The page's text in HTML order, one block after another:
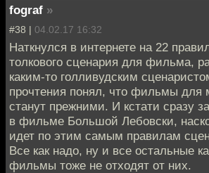
fograf »
#38 | 04.02.17 16:32
Наткнулся в интернете на 22
толкового сценария для фильма,
каким-то голливудским
прочтения понял, что фильмы для
станут прежними. И кстати сразу
в фильме Большой Лебовски,
идет по этим самым правилам
Все как надо, ну и все остальные
фильмы тоже не отходят от них.